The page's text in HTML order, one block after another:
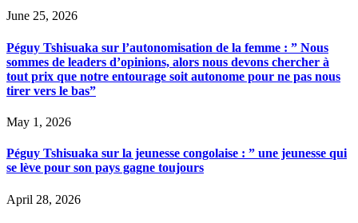
June 25, 2026
Péguy Tshisuaka sur l’autonomisation de la femme : ” Nous
sommes de leaders d’opinions, alors nous devons chercher à
tout prix que notre entourage soit autonome pour ne pas nous
tirer vers le bas”
May 1, 2026
Péguy Tshisuaka sur la jeunesse congolaise : ” une jeunesse qui
se lève pour son pays gagne toujours
April 28, 2026